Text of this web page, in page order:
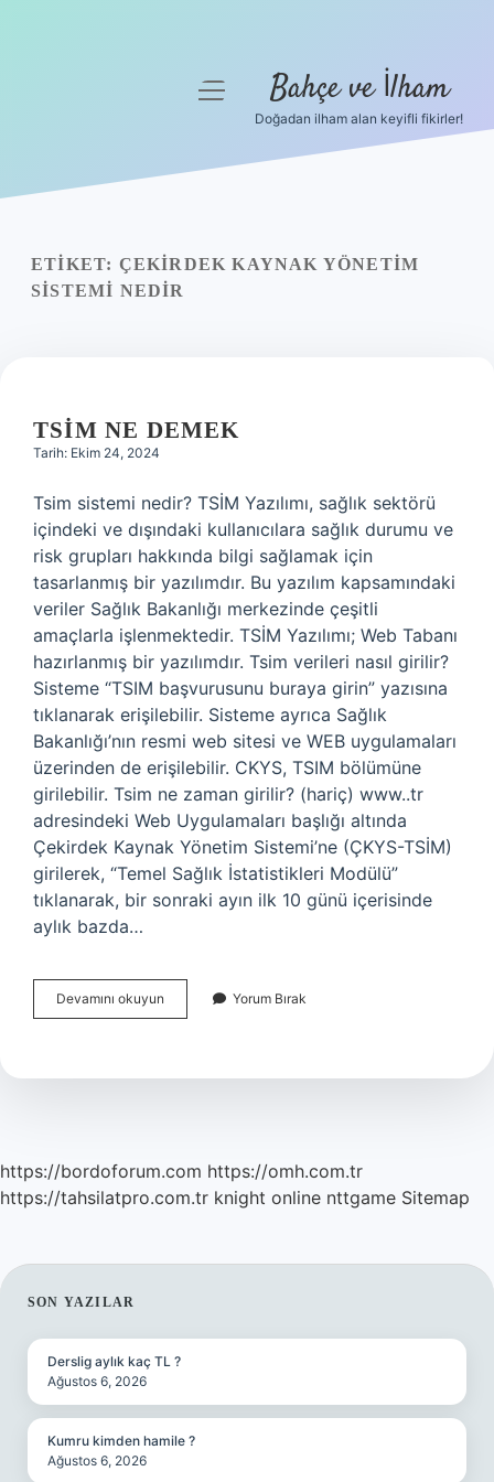
Yasal Uyarı
menüyü
Bahçe ve İlham
Doğadan ilham alan keyifli fikirler!
ETIKET: ÇEKIRDEK KAYNAK YÖNETIM
SISTEMI NEDIR
TSIM NE DEMEK
Tarih: Ekim 24, 2024
Tsim sistemi nedir? TSİM Yazılımı, sağlık sektörü
içindeki ve dışındaki kullanıcılara sağlık durumu ve
risk grupları hakkında bilgi sağlamak için
tasarlanmış bir yazılımdır. Bu yazılım kapsamındaki
veriler Sağlık Bakanlığı merkezinde çeşitli
amaçlarla işlenmektedir. TSİM Yazılımı; Web Tabanı
hazırlanmış bir yazılımdır. Tsim verileri nasıl girilir?
Sisteme “TSIM başvurusunu buraya girin” yazısına
tıklanarak erişilebilir. Sisteme ayrıca Sağlık
Bakanlığı’nın resmi web sitesi ve WEB uygulamaları
üzerinden de erişilebilir. CKYS, TSIM bölümüne
girilebilir. Tsim ne zaman girilir? (hariç) www..tr
adresindeki Web Uygulamaları başlığı altında
Çekirdek Kaynak Yönetim Sistemi’ne (ÇKYS-TSİM)
girilerek, “Temel Sağlık İstatistikleri Modülü”
tıklanarak, bir sonraki ayın ilk 10 günü içerisinde
aylık bazda…
Devamını okuyun
Ne
Yorum Bırak
https://bordoforum.com https://omh.com.tr
https://tahsilatpro.com.tr knight online nttgame Sitemap
SIDEBAR
SON YAZILAR
Derslig aylık kaç TL ?
Ağustos 6, 2026
Kumru kimden hamile ?
Ağustos 6, 2026